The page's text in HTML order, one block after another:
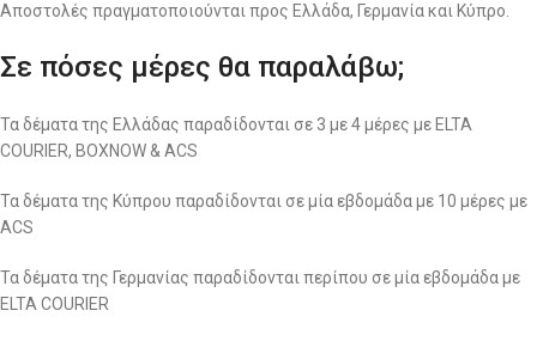
Αποστολές πραγματοποιούνται προς Ελλάδα, Γερμανία και Κύπρο.
Σε πόσες μέρες θα παραλάβω;
Τα δέματα της Ελλάδας παραδίδονται σε 3 με 4 μέρες με ELTA
COURIER, BOXNOW & ACS
Τα δέματα της Κύπρου παραδίδονται σε μία εβδομάδα με 10 μέρες με
ACS
Τα δέματα της Γερμανίας παραδίδονται περίπου σε μία εβδομάδα με
ELTA COURIER